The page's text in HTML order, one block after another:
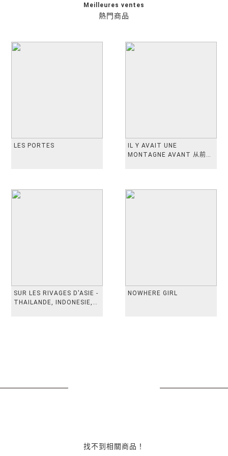
熱門商品
Meilleures ventes
LES PORTES
IL Y AVAIT UNE
MONTAGNE AVANT 从前有
SUR LES RIVAGES D'ASIE -
THAILANDE, INDONESIE,
NOWHERE GIRL
找不到相關商品！